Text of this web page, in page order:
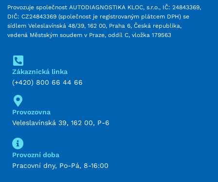
Provozuje společnost AUTODIAGNOSTIKA KLOC, s.r.o., IČ: 24843369,
DIČ: CZ24843369 (společnost je registrovaným plátcem DPH) se
sídlem Veleslavínská 48/39, 162 00, Praha 6, Česká republika,
vedená Městským soudem v Praze, oddíl C, vložka 179563
Zákaznická linka
(+420) 800 66 44 66
Provozovna
Veleslavínská 39, 162 00, P-6
Provozní doba
Pracovní dny, Po-Pá, 8-16:00